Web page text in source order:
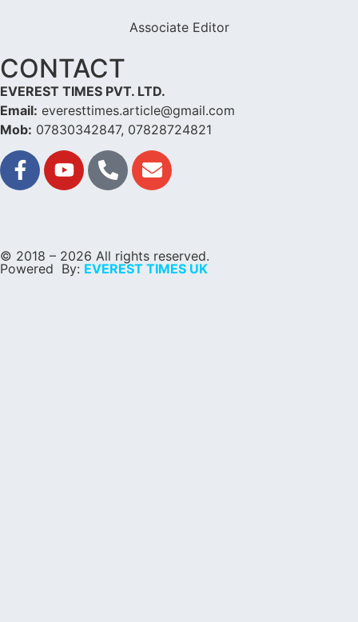
Associate Editor
CONTACT
EVEREST TIMES PVT. LTD.
Email: everesttimes.article@gmail.com
Mob: 07830342847, 07828724821
© 2018 – 2026 All rights reserved.
Powered By: EVEREST TIMES UK